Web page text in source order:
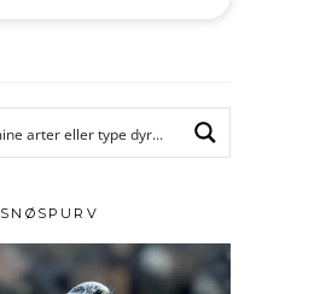
SNØSPURV